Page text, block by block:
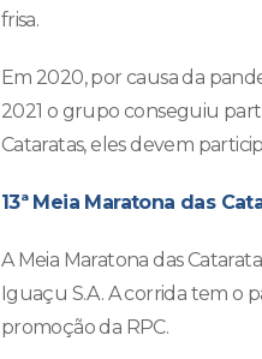
frisa.
Em 2020, por causa da
2021 o grupo conseguiu
Cataratas, eles devem
13ª Meia Maratona das
A Meia Maratona das
Iguaçu S.A. A corrida tem o
promoção da RPC.